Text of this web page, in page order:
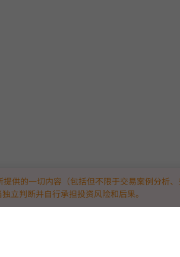
供的一切内容（包括但不限于交易案例分析
立判断并自行承担投资风险和后果。